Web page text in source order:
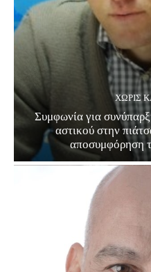
ΧΩΡΊΣ
Συμφωνία για
αστικού στην
αποσυμφόρηση